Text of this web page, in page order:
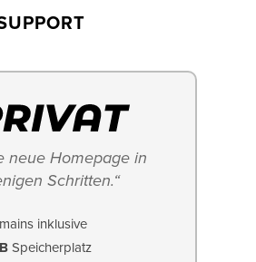
neue Homepage in
Schritten.“
inklusive
Speicherplatz